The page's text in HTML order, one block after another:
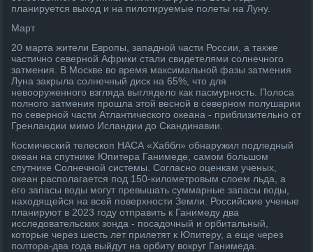
планируется выход и на пилотируемые полеты на Луну.
Март
20 марта жители Европы, западной части России, а также
частично северной Африки стали свидетелями солнечного
затмения. В Москве во время максимальной фазы затмения
Луна закрыла солнечный диск на 65%, что для
невооруженного взгляда выглядело как пасмурность. Полоса
полного затмения прошла этой весной в северном полушарии
по северной части Атлантического океана - приблизительно от
Гренландии мимо Исландии до Скандинавии.
Космический телескоп НАСА «Хаббл» обнаружил подледный
океан на спутнике Юпитера Ганимеде, самом большом
спутнике Солнечной системы. Согласно оценкам ученых,
океан располагается под 150-километровым слоем льда, а
его запасы воды могут превышать суммарные запасы воды,
находящейся на всей поверхности Земли. Российские ученые
планируют в 2023 году отправить к Ганимеду два
исследовательских зонда - посадочный и орбитальный,
которые через шесть лет прилетят к Юпитеру, а еще через
полтора-два года выйдут на орбиту вокруг Ганимеда.